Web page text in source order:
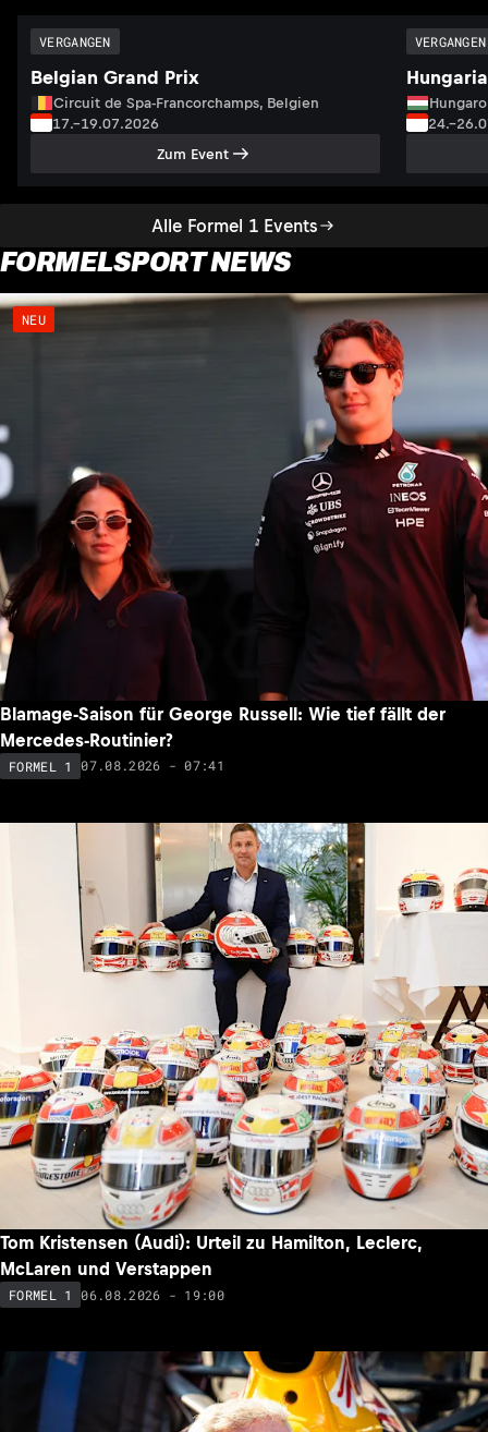
Alle Formel 1 Events
VERGANGEN
Belgian Grand Prix
Circuit de Spa-Francorchamps, Belgien
17.–19.07.2026
Zum Event
VERGANGEN
FORMELSPORT NEWS
NEU
Blamage-Saison für George Russell: Wie tief fällt der
Mercedes-Routinier?
FORMEL 1 07.08.2026 - 07:41
Tom Kristensen (Audi): Urteil zu Hamilton, Leclerc,
McLaren und Verstappen
FORMEL 1 06.08.2026 - 19:00